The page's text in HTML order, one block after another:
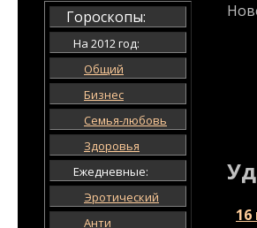
Гороскопы:
На 2012 год:
Общий
Бизнес
Семья-любовь
Здоровья
Ежедневные:
Эротический
Анти